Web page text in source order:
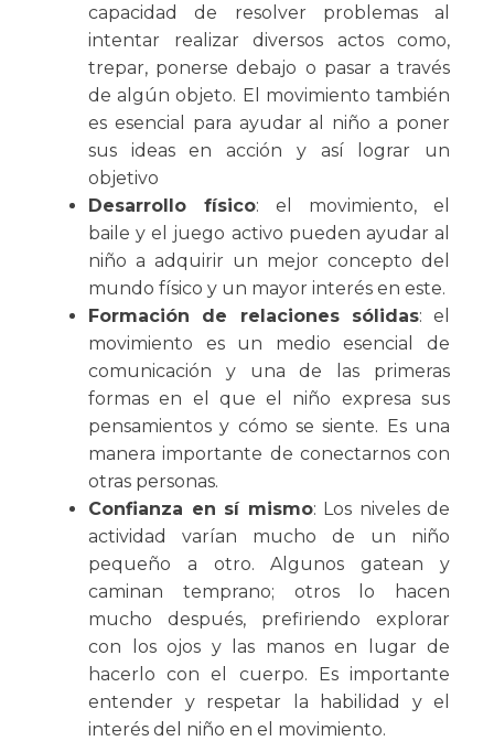
capacidad de resolver problemas al
intentar realizar diversos actos como,
trepar, ponerse debajo o pasar a través
de algún objeto. El movimiento también
es esencial para ayudar al niño a poner
sus ideas en acción y así lograr un
objetivo
Desarrollo físico: el movimiento, el
baile y el juego activo pueden ayudar al
niño a adquirir un mejor concepto del
mundo físico y un mayor interés en este.
Formación de relaciones sólidas: el
movimiento es un medio esencial de
comunicación y una de las primeras
formas en el que el niño expresa sus
pensamientos y cómo se siente. Es una
manera importante de conectarnos con
otras personas.
Confianza en sí mismo: Los niveles de
actividad varían mucho de un niño
pequeño a otro. Algunos gatean y
caminan temprano; otros lo hacen
mucho después, prefiriendo explorar
con los ojos y las manos en lugar de
hacerlo con el cuerpo. Es importante
entender y respetar la habilidad y el
interés del niño en el movimiento.